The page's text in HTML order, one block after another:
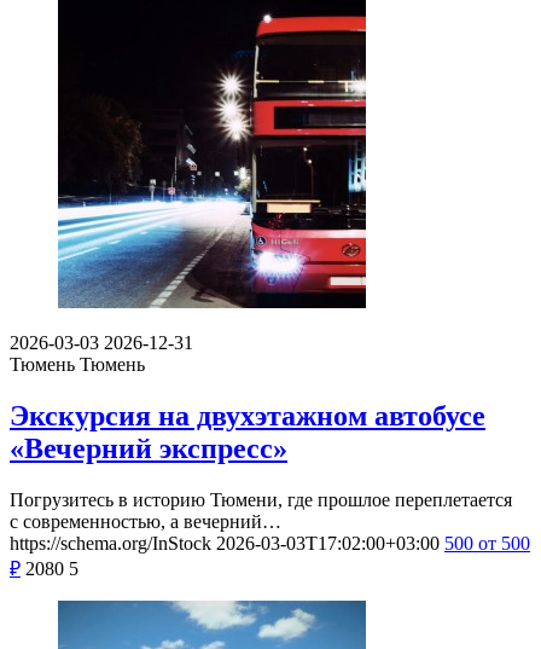
2026-03-03 2026-12-31
Тюмень Тюмень
Экскурсия на двухэтажном автобусе
«Вечерний экспресс»
Погрузитесь в историю Тюмени, где прошлое переплетается
с современностью, а вечерний…
https://schema.org/InStock 2026-03-03T17:02:00+03:00 500 от 500
₽ 2080 5